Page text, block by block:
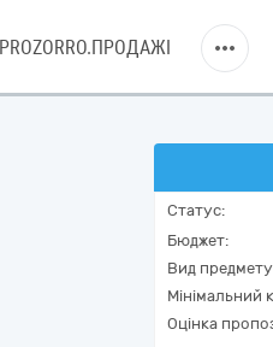
PROZORRO.ПРОДАЖІ
Статус:
Бюджет:
Вид предмету
Мінімальний
Оцінка